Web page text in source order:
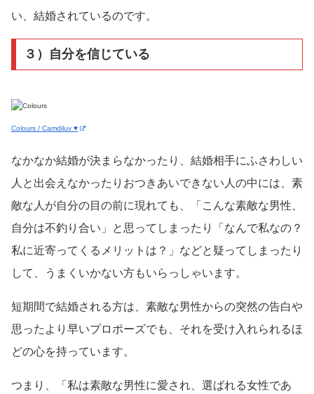
い、結婚されているのです。
３）自分を信じている
Colours / Camdiluv ♥
なかなか結婚が決まらなかったり、結婚相手にふさわしい
人と出会えなかったりおつきあいできない人の中には、素
敵な人が自分の目の前に現れても、「こんな素敵な男性、
自分は不釣り合い」と思ってしまったり「なんで私なの？
私に近寄ってくるメリットは？」などと疑ってしまったり
して、うまくいかない方もいらっしゃいます。
短期間で結婚される方は、素敵な男性からの突然の告白や
思ったより早いプロポーズでも、それを受け入れられるほ
どの心を持っています。
つまり、「私は素敵な男性に愛され、選ばれる女性であ